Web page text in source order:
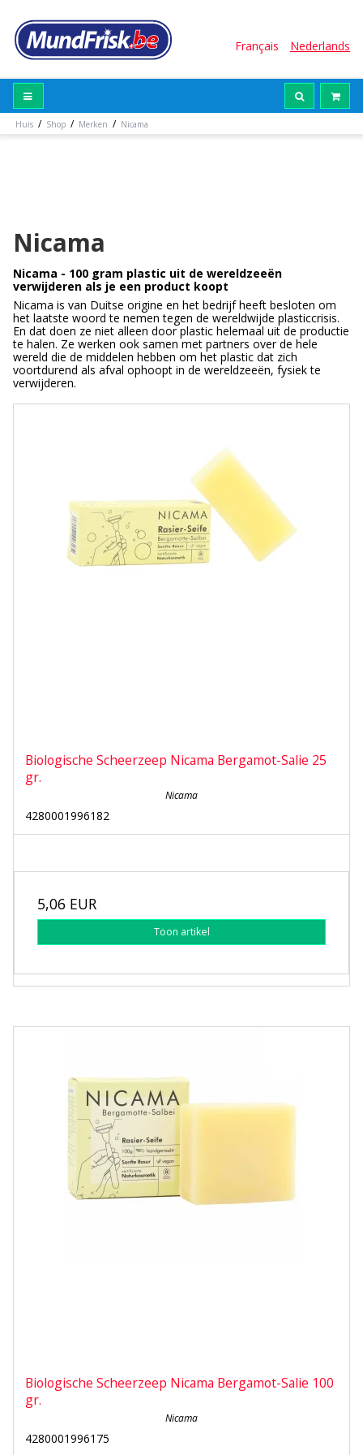
Français Nederlands
Huis / Shop / Merken / Nicama
Nicama
Nicama - 100 gram plastic uit de wereldzeeën
verwijderen als je een product koopt
Nicama is van Duitse origine en het bedrijf heeft besloten om
het laatste woord te nemen tegen de wereldwijde plasticcrisis.
En dat doen ze niet alleen door plastic helemaal uit de productie
te halen. Ze werken ook samen met partners over de hele
wereld die de middelen hebben om het plastic dat zich
voortdurend als afval ophoopt in de wereldzeeën, fysiek te
verwijderen.
Biologische Scheerzeep Nicama Bergamot-Salie 25
gr.
Nicama
4280001996182
5,06 EUR
Toon artikel
Biologische Scheerzeep Nicama Bergamot-Salie 100
gr.
Nicama
4280001996175